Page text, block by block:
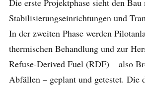
Stabilisierungseinrichtungen und
In der zweiten Phase werden
thermischen Behandlung und zur
Refuse-Derived Fuel (RDF) – also
Abfällen – geplant und getestet. Die